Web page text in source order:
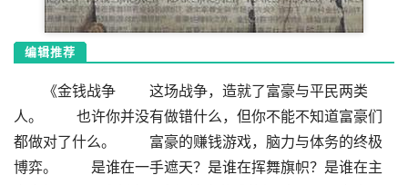
编辑推荐
《金钱战争 这场战争，造就了富豪与平民两类
人。 也许你并没有做错什么，但你不能不知道富豪们
都做对了什么。 富豪的赚钱游戏，脑力与体务的终极
博弈。 是谁在一手遮天？是谁在挥舞旗帜？是谁在主